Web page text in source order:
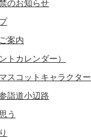
のお知らせ
案内
トカレンダー）
スコットキャラクター
詣道小辺路
う